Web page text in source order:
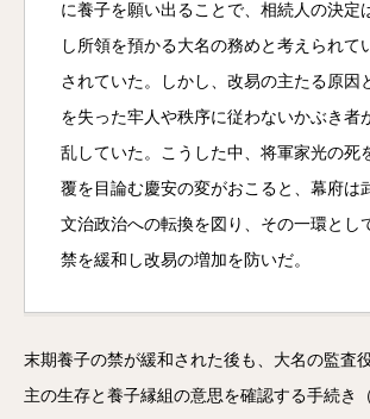
に養子を願い出ることで、相続人の決定
し所領を預かる大名の務めと考えられて
されていた。しかし、改易の主たる原因
を失った牢人や秩序に従わないかぶき者
乱していた。こうした中、将軍家光の死
覆を目論む慶安の変がおこると、幕府は
文治政治への転換を図り、その一環とし
禁を緩和し改易の増加を防いだ。
末期養子の禁が緩和された後も、大名の監査
主の生存と養子縁組の意思を確認する手続き